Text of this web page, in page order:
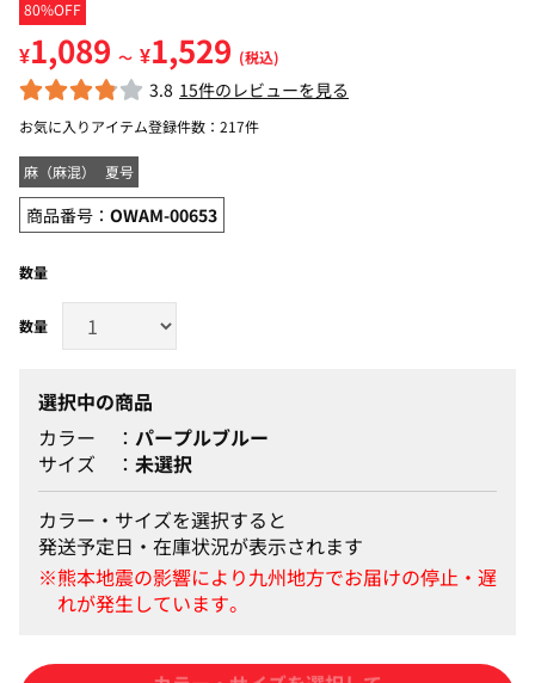
80%OFF
¥1,089 ～ ¥1,529 (税込)
3.8 15件のレビューを見る
お気に入りアイテム登録件数： 217件
麻（麻混） 夏号
商品番号： OWAM-00653
数量
選択中の商品
カラー
パープルブルー
サイズ
未選択
カラー・サイズを選択すると
発送予定日・在庫状況が表示されます